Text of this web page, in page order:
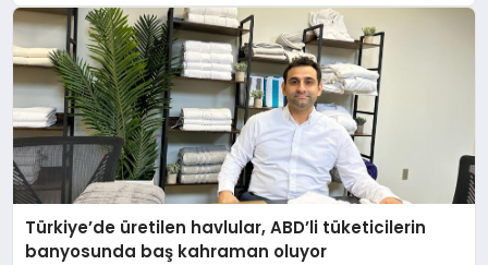
Türkiye’de üretilen havlular, ABD’li tüketicilerin
banyosunda baş kahraman oluyor